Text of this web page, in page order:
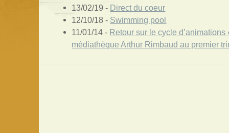
13/02/19 - Direct du coeur
12/10/18 - Swimming pool
11/01/14 - Retour sur le cycle
médiathèque Arthur Rimbaud au premier